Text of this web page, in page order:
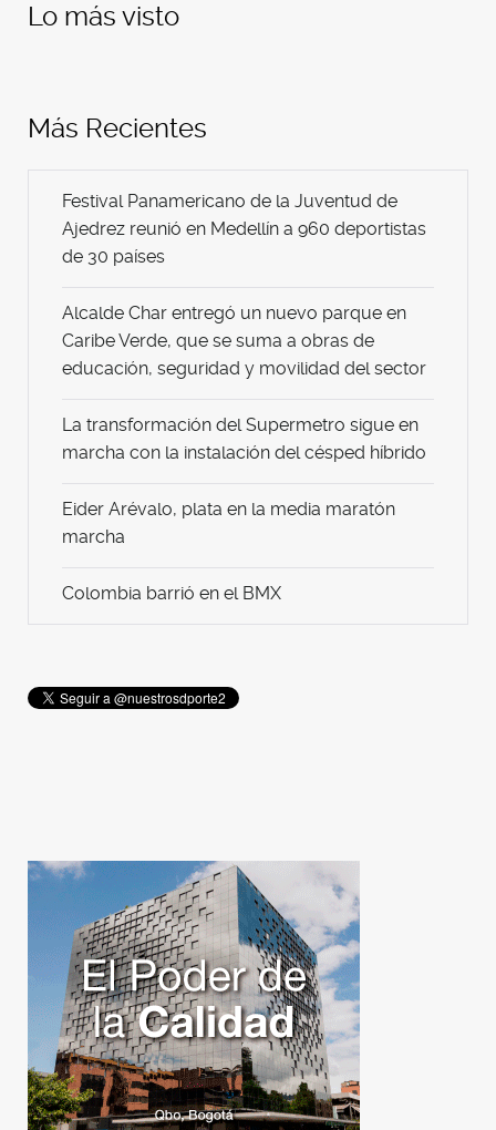
Lo más visto
Más Recientes
Festival Panamericano de la Juventud de
Ajedrez reunió en Medellín a 960 deportistas
de 30 países
Alcalde Char entregó un nuevo parque en
Caribe Verde, que se suma a obras de
educación, seguridad y movilidad del sector
La transformación del Supermetro sigue en
marcha con la instalación del césped híbrido
Eider Arévalo, plata en la media maratón
marcha
Colombia barrió en el BMX